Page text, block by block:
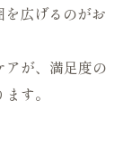
広げるのがお
が、満足度の
す。